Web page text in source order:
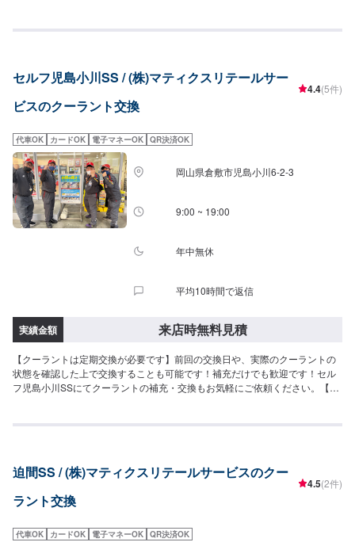
軽にご予約、ご来店くださいませ。
セルフ児島小川SS / (株)マティクスリテールサー
ビスのクーラント交換
4.4(5件)
代車OK カードOK 電子マネーOK QR決済OK
岡山県倉敷市児島小川6-2-3
9:00 ~ 19:00
年中無休
平均10時間で返信
実績金額 来店時無料見積
【クーラントは定期交換が必要です】前回の交換日や、実際のクーラントの
状態を確認した上で交換することも可能です！補充だけでも歓迎です！セル
フ児島小川SSにてクーラントの補充・交換もお気軽にご依頼ください。【ク
予約の上ご来店くださいませ！
迫間SS / (株)マティクスリテールサービスのクー
ラント交換
4.5(2件)
代車OK カードOK 電子マネーOK QR決済OK